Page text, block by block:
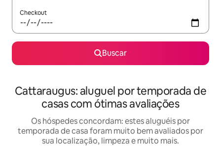
Checkout
Buscar
Cattaraugus: aluguel por temporada de
casas com ótimas avaliações
Os hóspedes concordam: estes aluguéis por
temporada de casa foram muito bem avaliados por
sua localização, limpeza e muito mais.